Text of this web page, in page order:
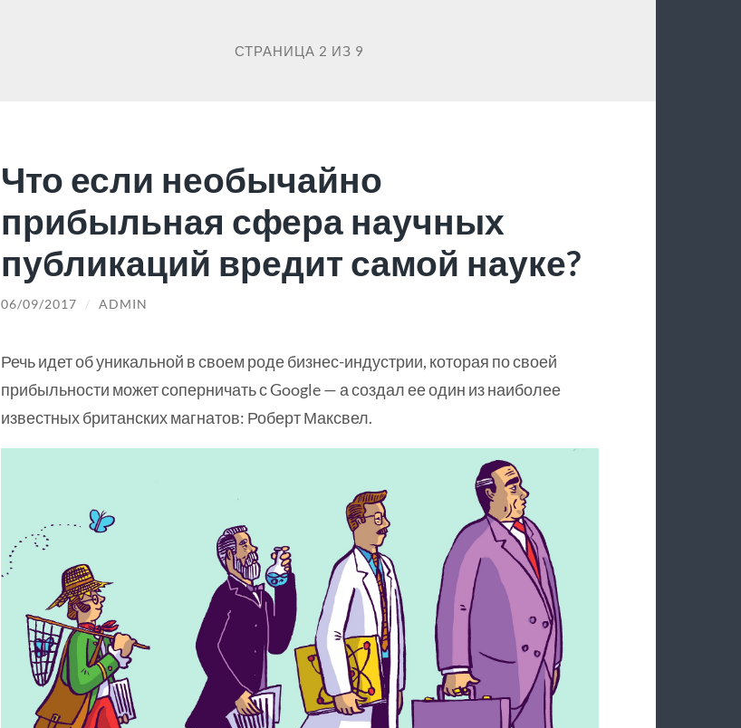
СТРАНИЦА 2 ИЗ 9
Что если необычайно
прибыльная сфера научных
публикаций вредит самой науке?
06/09/2017 / ADMIN
Речь идет об уникальной в своем роде бизнес-индустрии, которая по своей
прибыльности может соперничать с Google — а создал ее один из наиболее
известных британских магнатов: Роберт Максвел.